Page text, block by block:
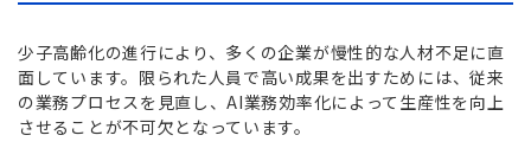
少子高齢化の進行により、多くの企業が慢性的な人材不足に直
面しています。限られた人員で高い成果を出すためには、従来
の業務プロセスを見直し、AI業務効率化によって生産性を向上
させることが不可欠となっています。